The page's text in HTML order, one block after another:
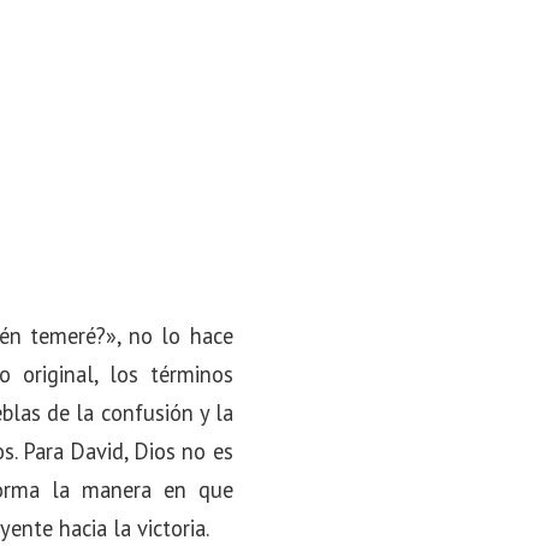
temeré?», no lo hace
original, los términos
de la confusión y la
Para David, Dios no es
la manera en que
hacia la victoria.